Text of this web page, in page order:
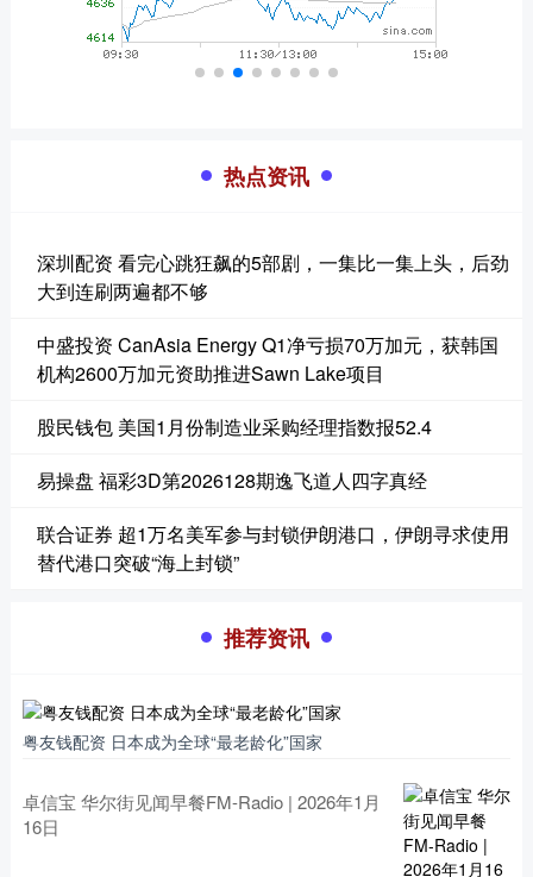
热点资讯
深圳配资 看完心跳狂飙的5部剧，一集比一集上头，后劲
大到连刷两遍都不够
中盛投资 CanAsia Energy Q1净亏损70万加元，获韩国
机构2600万加元资助推进Sawn Lake项目
股民钱包 美国1月份制造业采购经理指数报52.4
易操盘 福彩3D第2026128期逸飞道人四字真经
联合证券 超1万名美军参与封锁伊朗港口，伊朗寻求使用
替代港口突破“海上封锁”
推荐资讯
粤友钱配资 日本成为全球“最老龄化”国家
卓信宝 华尔街见闻早餐FM-Radio | 2026年1月
16日